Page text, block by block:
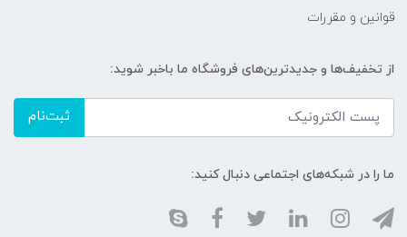
قوانین و مقررات
از تخفیف‌ها و جدیدترین‌های فروشگاه ما باخبر شوید:
ثبت‌نام
ما را در شبکه‌های اجتماعی دنبال کنید: